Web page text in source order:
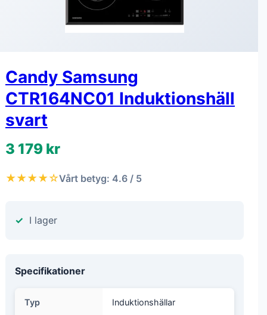
Candy Samsung
CTR164NC01 Induktionshäll
svart
3 179 kr
★★★★☆Vårt betyg: 4.6 / 5
I lager
Specifikationer
Typ Induktionshällar